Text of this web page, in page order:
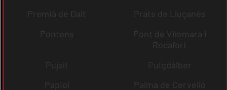
Premià de Dalt
Prats de Lluçanès
Pontons
Pont de Vilomara i
Rocafort
Pujalt
Puigdàlber
Papiol
Palma de Cervelló